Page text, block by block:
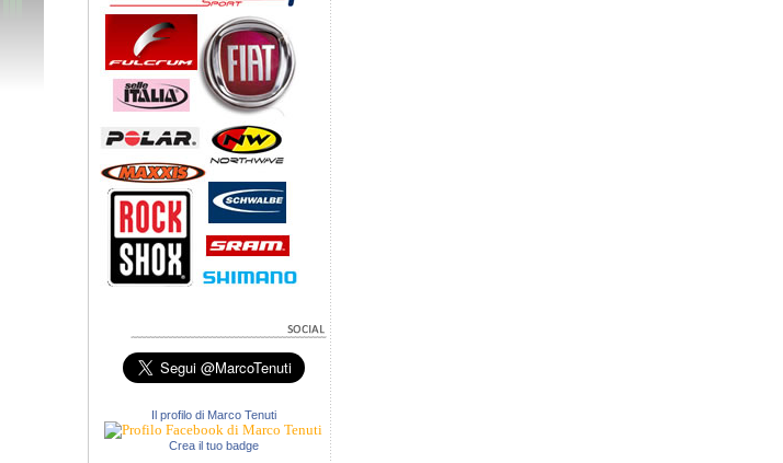
Il profilo di Marco Tenuti
Crea il tuo badge